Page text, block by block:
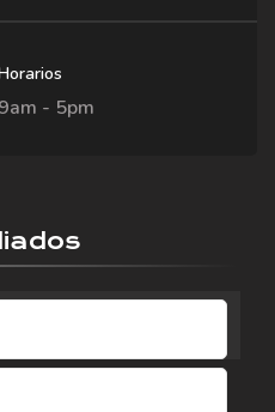
9am - 5pm